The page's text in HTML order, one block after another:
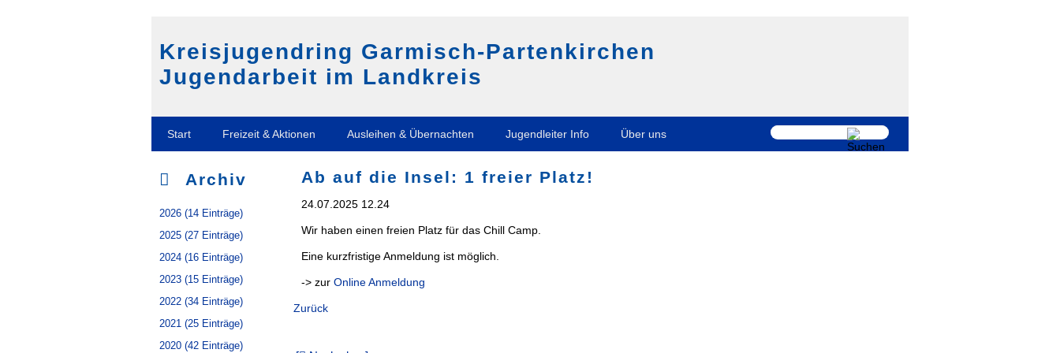
Kreisjugendring Garmisch-Partenkirchen
Jugendarbeit im Landkreis
Navigation
Start Freizeit & Aktionen Ausleihen & Übernachten Jugendleiter Info Über uns
Ab auf die Insel: 1 freier Platz!
24.07.2025 12.24
Wir haben einen freien Platz für das Chill Camp.
Eine kurzfristige Anmeldung ist möglich.
-> zur Online Anmeldung
Zurück
Archiv
2026 (14 Einträge)
2025 (27 Einträge)
2024 (16 Einträge)
2023 (15 Einträge)
2022 (34 Einträge)
2021 (25 Einträge)
2020 (42 Einträge)